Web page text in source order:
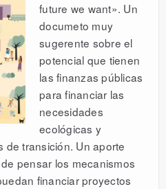
future we want». Un
documeto muy
sugerente sobre el
potencial que tienen
las finanzas públicas
para financiar las
necesidades
ecológicas y
de transición. Un aporte
pensar los mecanismos
financiar proyectos